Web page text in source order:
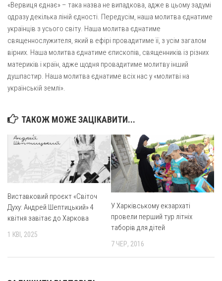
Архистратига Михаїла (с. Пригарівка)
Благовіщення Пресвятої Богородиці (с. Шевченки)
Введення у храм Пресвятої Богородиці (с. Дашківка)
Вознесіння ГНІХ (с. Витівка)
Вознесіння Господнього (м. Кобеляки)
Пророка Іллі (смт. Білики)
Св. Апостола Андрія Первозванного (с. Засулля)
Св. Миколая (с. Деменки)
Успіння Пресвятої Богородиці (м. Кременчук)
Успіння Пресвятої Богородиці (м. Лубни)
Парохії Сумської області
Введення в храм Богородиці (м. Суми)
Матері Божої Неустанної Помочі (м. Охтирка)
«Вервиця єднає» – така назва не випадкова, адже в цьому задумі
одразу декілька ліній єдності. Передусім, наша молитва єднатиме
українців з усього світу. Наша молитва єднатиме
священнослужителя, який в ефірі провадитиме її, з усім загалом
вірних. Наша молитва єднатиме єпископів, священників із різних
материків і країн, адже щодня провадитиме молитву інший
душпастир. Наша молитва єднатиме всіх нас у «молитві на
українській землі».
ТАКОЖ МОЖЕ ЗАЦІКАВИТИ...
Виставковий проєкт «Світоч
Духу: Андрей Шептицький» 4
квітня завітає до Харкова
1 КВІ, 2025
У Харківському екзархаті
провели перший тур літніх
таборів для дітей
7 ЧЕР, 2016